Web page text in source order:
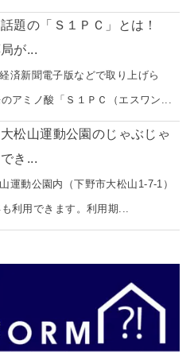
話題の「Ｓ１ＰＣ」とは！
が...
済新聞電子版などで取り上げら
アミノ酸「Ｓ１ＰＣ（エスワン...
大松山運動公園のじゃぶじゃ
き...
運動公園内（下野市大松山1-7-1）
利用できます。利用期...